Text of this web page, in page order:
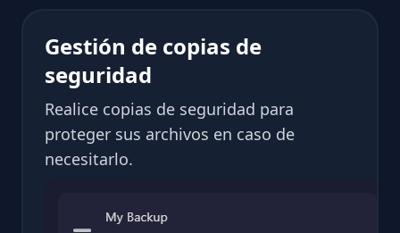
Gestión de copias de
seguridad
Realice copias de seguridad para
proteger sus archivos en caso de
necesitarlo.